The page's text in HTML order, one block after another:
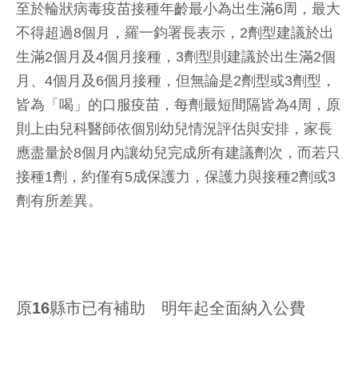
至於輪狀病毒疫苗接種年齡最小為出生滿6周，最大
不得超過8個月，羅一鈞署長表示，2劑型建議於出
生滿2個月及4個月接種，3劑型則建議於出生滿2個
月、4個月及6個月接種，但無論是2劑型或3劑型，
皆為「喝」的口服疫苗，每劑最短間隔皆為4周，原
則上由兒科醫師依個別幼兒情況評估與安排，家長
應盡量於8個月內讓幼兒完成所有建議劑次，而若只
接種1劑，約僅有5成保護力，保護力與接種2劑或3
劑有所差異。
原16縣市已有補助 明年起全面納入公費